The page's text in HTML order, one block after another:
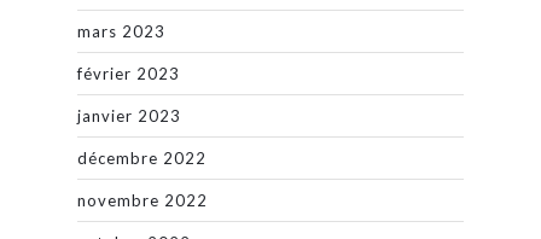
mars 2023
février 2023
janvier 2023
décembre 2022
novembre 2022